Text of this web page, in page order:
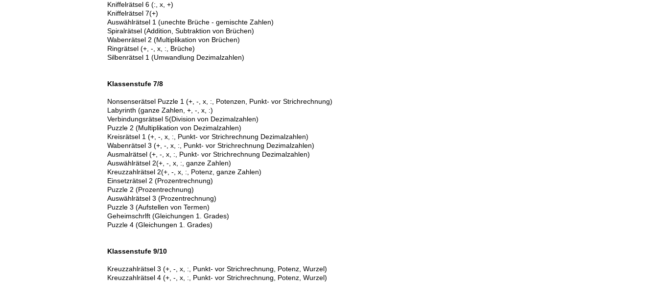
Kniffelrätsel 6 (:, x, +)
Kniffelrätsel 7(+)
Auswählrätsel 1 (unechte Brüche - gemischte Zahlen)
Spiralrätsel (Addition, Subtraktion von Brüchen)
Wabenrätsel 2 (Multiplikation von Brüchen)
Ringrätsel (+, -, x, :, Brüche)
Silbenrätsel 1 (Umwandlung Dezimalzahlen)
Klassenstufe 7/8
Nonsenserätsel Puzzle 1 (+, -, x, :, Potenzen, Punkt- vor Strichrechnung)
Labyrinth (ganze Zahlen, +, -, x, :)
Verbindungsrätsel 5(Division von Dezimalzahlen)
Puzzle 2 (Multiplikation von Dezimalzahlen)
Kreisrätsel 1 (+, -, x, :, Punkt- vor Strichrechnung Dezimalzahlen)
Wabenrätsel 3 (+, -, x, :, Punkt- vor Strichrechnung Dezimalzahlen)
Ausmalrätsel (+, -, x, :, Punkt- vor Strichrechnung Dezimalzahlen)
Auswählrätsel 2(+, -, x, :, ganze Zahlen)
Kreuzzahlrätsel 2(+, -, x, :, Potenz, ganze Zahlen)
Einsetzrätsel 2 (Prozentrechnung)
Puzzle 2 (Prozentrechnung)
Auswählrätsel 3 (Prozentrechnung)
Puzzle 3 (Aufstellen von Termen)
Geheimschrlft (Gleichungen 1. Grades)
Puzzle 4 (Gleichungen 1. Grades)
Klassenstufe 9/10
Kreuzzahlrätsel 3 (+, -, x, :, Punkt- vor Strichrechnung, Potenz, Wurzel)
Kreuzzahlrätsel 4 (+, -, x, :, Punkt- vor Strichrechnung, Potenz, Wurzel)